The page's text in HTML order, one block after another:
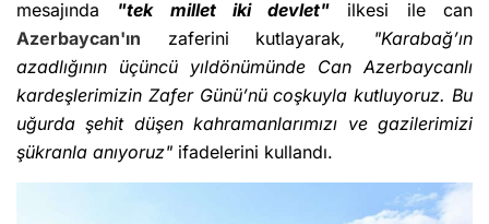
mesajında "tek millet iki devlet" ilkesi ile can
Azerbaycan'ın zaferini kutlayarak, "Karabağ’ın
azadlığının üçüncü yıldönümünde Can Azerbaycanlı
kardeşlerimizin Zafer Günü’nü coşkuyla kutluyoruz. Bu
uğurda şehit düşen kahramanlarımızı ve gazilerimizi
şükranla anıyoruz" ifadelerini kullandı.